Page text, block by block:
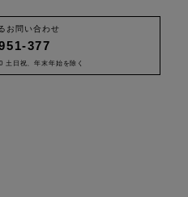
お問い合わせ
377
土日祝、年末年始を除く